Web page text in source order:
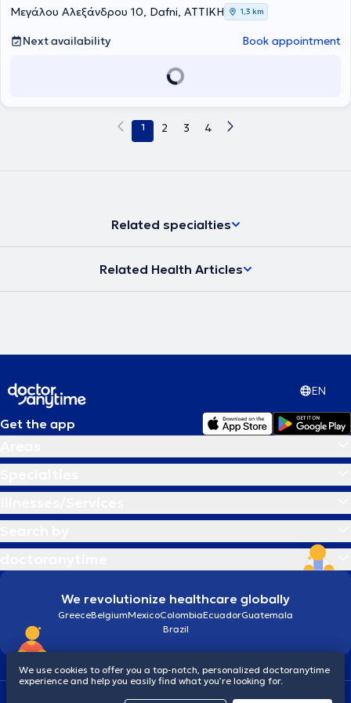
Μεγάλου Αλεξάνδρου 10, Dafni, ΑΤΤΙΚΗ 1,3 km
Next availability Book appointment
1 2 3 4
Related specialties
Related Health Articles
EN
Get the app
We revolutionize healthcare globally
GreeceBelgiumMexicoColombiaEcuadorGuatemala
Brazil
Cookiesdoctoranytime: Data Protection Policy
We use cookies to offer you a top-notch, personalized doctoranytime
experience and help you easily find what you’re looking for.